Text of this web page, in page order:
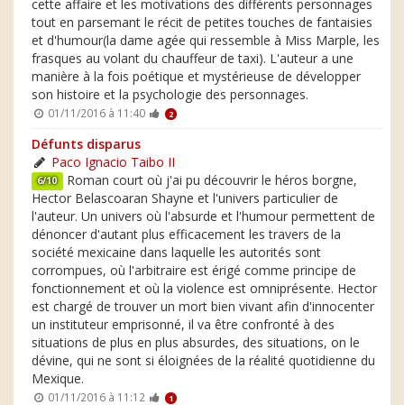
cette affaire et les motivations des différents personnages
tout en parsemant le récit de petites touches de fantaisies
et d'humour(la dame agée qui ressemble à Miss Marple, les
frasques au volant du chauffeur de taxi). L'auteur a une
manière à la fois poétique et mystérieuse de développer
son histoire et la psychologie des personnages.
01/11/2016 à 11:40 2
Défunts disparus
Paco Ignacio Taibo II
6/10 Roman court où j'ai pu découvrir le héros borgne,
Hector Belascoaran Shayne et l'univers particulier de
l'auteur. Un univers où l'absurde et l'humour permettent de
dénoncer d'autant plus efficacement les travers de la
société mexicaine dans laquelle les autorités sont
corrompues, où l'arbitraire est érigé comme principe de
fonctionnement et où la violence est omniprésente. Hector
est chargé de trouver un mort bien vivant afin d'innocenter
un instituteur emprisonné, il va être confronté à des
situations de plus en plus absurdes, des situations, on le
dévine, qui ne sont si éloignées de la réalité quotidienne du
Mexique.
01/11/2016 à 11:12 1